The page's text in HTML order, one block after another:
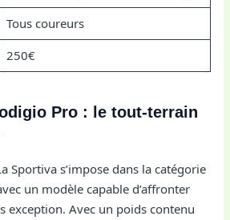
Tous coureurs
250€
Pro : le tout-terrain
Sportiva s’impose dans la catégorie
un modèle capable d’affronter
exception. Avec un poids contenu